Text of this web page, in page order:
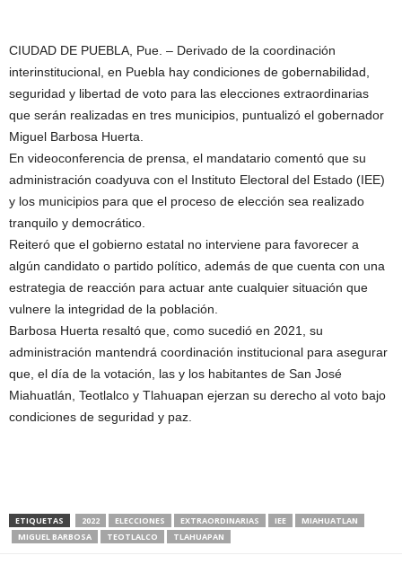
CIUDAD DE PUEBLA, Pue. – Derivado de la coordinación
interinstitucional, en Puebla hay condiciones de gobernabilidad,
seguridad y libertad de voto para las elecciones extraordinarias
que serán realizadas en tres municipios, puntualizó el gobernador
Miguel Barbosa Huerta.
En videoconferencia de prensa, el mandatario comentó que su
administración coadyuva con el Instituto Electoral del Estado (IEE)
y los municipios para que el proceso de elección sea realizado
tranquilo y democrático.
Reiteró que el gobierno estatal no interviene para favorecer a
algún candidato o partido político, además de que cuenta con una
estrategia de reacción para actuar ante cualquier situación que
vulnere la integridad de la población.
Barbosa Huerta resaltó que, como sucedió en 2021, su
administración mantendrá coordinación institucional para asegurar
que, el día de la votación, las y los habitantes de San José
Miahuatlán, Teotlalco y Tlahuapan ejerzan su derecho al voto bajo
condiciones de seguridad y paz.
ETIQUETAS 2022 ELECCIONES EXTRAORDINARIAS IEE
MIAHUATLAN
MIGUEL BARBOSA
TEOTLALCO TLAHUAPAN